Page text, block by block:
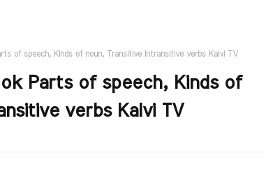
of speech, Kinds of noun, Transitive Intransitive verbs Kalvi TV
Parts of speech, Kinds of
verbs Kalvi TV